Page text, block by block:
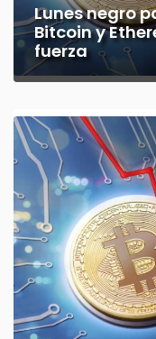
Lunes negro
Bitcoin y
fuerza